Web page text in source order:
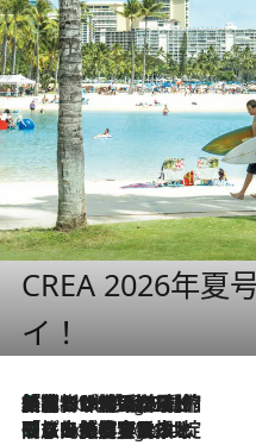
CREA 2026年夏
イ！
4 Hours Ago
「荷物が増えるほど旅ストレスは増す」美容ジャーナリストがたどり着いた最終結論。“化粧品を劇的に減らす”感動の凝縮美容とは
4 Hours Ago
「旅先には金髪ウィッグを持参」日本と同じメイクでは損してる!? 美容ジャーナリストが提案する“掟破りの旅美容”とは